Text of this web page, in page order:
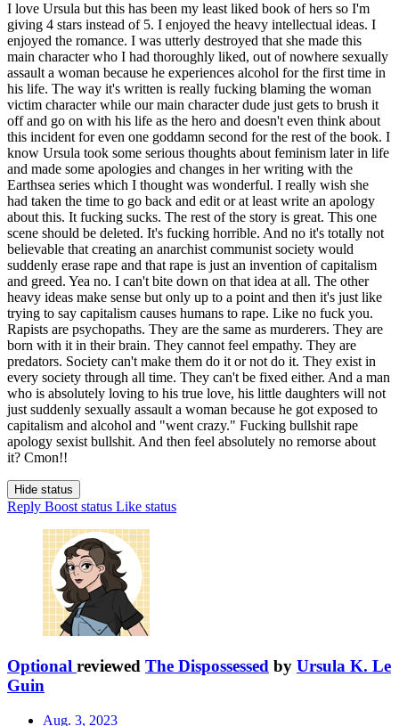
I love Ursula but this has been my least liked book of hers so I'm
giving 4 stars instead of 5. I enjoyed the heavy intellectual ideas. I
enjoyed the romance. I was utterly destroyed that she made this
main character who I had thoroughly liked, out of nowhere sexually
assault a woman because he experiences alcohol for the first time in
his life. The way it's written is really fucking blaming the woman
victim character while our main character dude just gets to brush it
off and go on with his life as the hero and doesn't even think about
this incident for even one goddamn second for the rest of the book. I
know Ursula took some serious thoughts about feminism later in life
and made some apologies and changes in her writing with the
Earthsea series which I thought was wonderful. I really wish she
had taken the time to go back and edit or at least write an apology
about this. It fucking sucks. The rest of the story is great. This one
scene should be deleted. It's fucking horrible. And no it's totally not
believable that creating an anarchist communist society would
suddenly erase rape and that rape is just an invention of capitalism
and greed. Yea no. I can't bite down on that idea at all. The other
heavy ideas make sense but only up to a point and then it's just like
trying to say capitalism causes humans to rape. Like no fuck you.
Rapists are psychopaths. They are the same as murderers. They are
born with it in their brain. They cannot feel empathy. They are
predators. Society can't make them do it or not do it. They exist in
every society through all time. They can't be fixed either. And a man
who is absolutely loving to his true love, his little daughters will not
just suddenly sexually assault a woman because he got exposed to
capitalism and alcohol and "went crazy." Fucking bullshit rape
apology sexist bullshit. And then feel absolutely no remorse about
it? Cmon!!
Hide status
Reply Boost status Like status
Optional reviewed The Dispossessed by Ursula K. Le
Guin
Aug. 3, 2023